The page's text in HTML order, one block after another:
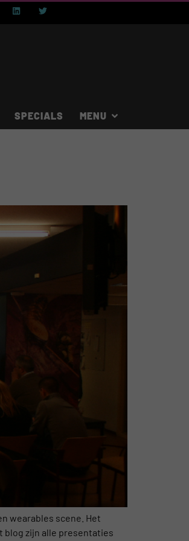
SPECIALS
wearables scene. Het
blog zijn alle presentaties